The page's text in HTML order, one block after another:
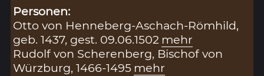
Personen:
Otto von Henneberg-Aschach-Römhild,
geb. 1437, gest. 09.06.1502 mehr
Rudolf von Scherenberg, Bischof von
Würzburg, 1466-1495 mehr